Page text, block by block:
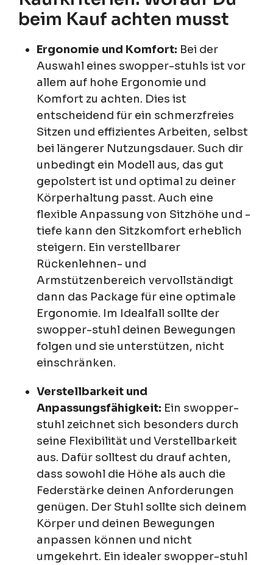
beim Kauf achten musst
Ergonomie und Komfort: Bei der
Auswahl eines swopper-stuhls ist vor
allem auf hohe Ergonomie und
Komfort zu achten. Dies ist
entscheidend für ein schmerzfreies
Sitzen und effizientes Arbeiten, selbst
bei längerer Nutzungsdauer. Such dir
unbedingt ein Modell aus, das gut
gepolstert ist und optimal zu deiner
Körperhaltung passt. Auch eine
flexible Anpassung von Sitzhöhe und -
tiefe kann den Sitzkomfort erheblich
steigern. Ein verstellbarer
Rückenlehnen- und
Armstützenbereich vervollständigt
dann das Package für eine optimale
Ergonomie. Im Idealfall sollte der
swopper-stuhl deinen Bewegungen
folgen und sie unterstützen, nicht
einschränken.
Verstellbarkeit und
Anpassungsfähigkeit: Ein swopper-
stuhl zeichnet sich besonders durch
seine Flexibilität und Verstellbarkeit
aus. Dafür solltest du drauf achten,
dass sowohl die Höhe als auch die
Federstärke deinen Anforderungen
genügen. Der Stuhl sollte sich deinem
Körper und deinen Bewegungen
anpassen können und nicht
umgekehrt. Ein idealer swopper-stuhl